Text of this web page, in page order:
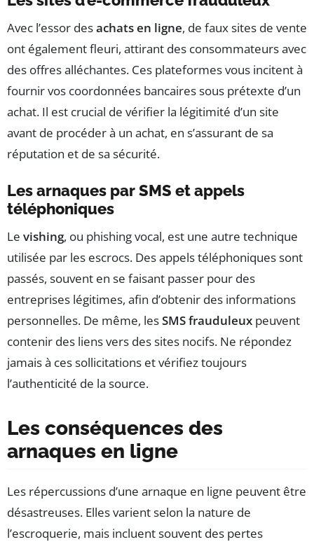
Avec l’essor desachats en ligne, de faux sites de vente
ont également fleuri, attirant des consommateurs avec
des offres alléchantes. Ces plateformes vous incitent à
fournir vos coordonnées bancaires sous prétexte d’un
achat. Il est crucial de vérifier la légitimité d’un site
avant de procéder à un achat, en s’assurant de sa
réputation et de sa sécurité.
Les arnaques par SMS et appels
téléphoniques
Le vishing, ou phishing vocal, est une autre technique
utilisée par les escrocs. Des appels téléphoniques sont
passés, souvent en se faisant passer pour des
entreprises légitimes, afin d’obtenir des informations
personnelles. De même, lesSMS frauduleux peuvent
contenir des liens vers des sites nocifs. Ne répondez
jamais à ces sollicitations et vérifiez toujours
l’authenticité de la source.
Les conséquences des
arnaques en ligne
Les répercussions d’une arnaque en ligne peuvent être
désastreuses. Elles varient selon la nature de
l’escroquerie, mais incluent souvent des pertes